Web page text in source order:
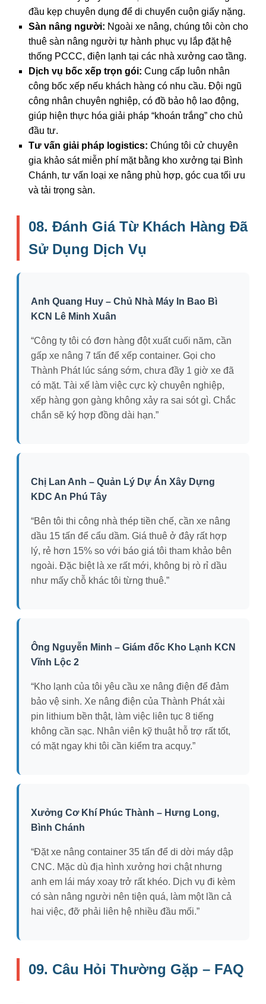
đầu kẹp chuyên dụng để di chuyển cuộn giấy nặng.
Sàn nâng người: Ngoài xe nâng, chúng tôi còn cho
thuê sàn nâng người tự hành phục vụ lắp đặt hệ
thống PCCC, điện lạnh tại các nhà xưởng cao tầng.
Dịch vụ bốc xếp trọn gói: Cung cấp luôn nhân
công bốc xếp nếu khách hàng có nhu cầu. Đội ngũ
công nhân chuyên nghiệp, có đồ bảo hộ lao động,
giúp hiện thực hóa giải pháp “khoán trắng” cho chủ
đầu tư.
Tư vấn giải pháp logistics: Chúng tôi cử chuyên
gia khảo sát miễn phí mặt bằng kho xưởng tại Bình
Chánh, tư vấn loại xe nâng phù hợp, góc cua tối ưu
và tải trọng sàn.
08. Đánh Giá Từ Khách Hàng Đã
Sử Dụng Dịch Vụ
Anh Quang Huy – Chủ Nhà Máy In Bao Bì
KCN Lê Minh Xuân
“Công ty tôi có đơn hàng đột xuất cuối năm, cần
gấp xe nâng 7 tấn để xếp container. Gọi cho
Thành Phát lúc sáng sớm, chưa đầy 1 giờ xe đã
có mặt. Tài xế làm việc cực kỳ chuyên nghiệp,
xếp hàng gọn gàng không xảy ra sai sót gì. Chắc
chắn sẽ ký hợp đồng dài hạn.”
Chị Lan Anh – Quản Lý Dự Án Xây Dựng
KDC An Phú Tây
“Bên tôi thi công nhà thép tiền chế, cần xe nâng
dầu 15 tấn để cẩu dầm. Giá thuê ở đây rất hợp
lý, rẻ hơn 15% so với báo giá tôi tham khảo bên
ngoài. Đặc biệt là xe rất mới, không bị rò rỉ dầu
như mấy chỗ khác tôi từng thuê.”
Ông Nguyễn Minh – Giám đốc Kho Lạnh KCN
Vĩnh Lộc 2
“Kho lạnh của tôi yêu cầu xe nâng điện để đảm
bảo vệ sinh. Xe nâng điện của Thành Phát xài
pin lithium bền thật, làm việc liên tục 8 tiếng
không cần sạc. Nhân viên kỹ thuật hỗ trợ rất tốt,
có mặt ngay khi tôi cần kiểm tra acquy.”
Xưởng Cơ Khí Phúc Thành – Hưng Long,
Bình Chánh
“Đặt xe nâng container 35 tấn để di dời máy dập
CNC. Mặc dù địa hình xưởng hơi chật nhưng
anh em lái máy xoay trở rất khéo. Dịch vụ đi kèm
có sàn nâng người nên tiện quá, làm một lần cả
hai việc, đỡ phải liên hệ nhiều đầu mối.”
09. Câu Hỏi Thường Gặp – FAQ